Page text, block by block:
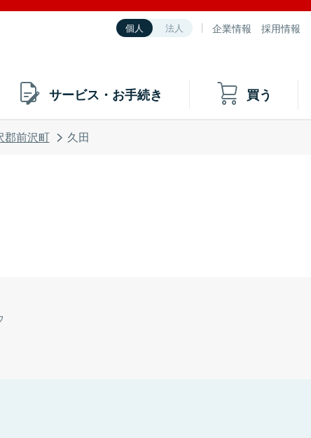
個人 法人 企業情報 採用情報
サービス・お手続き 買う
郡前沢町 久田